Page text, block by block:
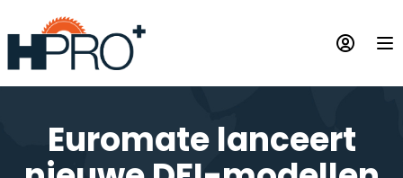
en
naar
de
Euromate lanceert